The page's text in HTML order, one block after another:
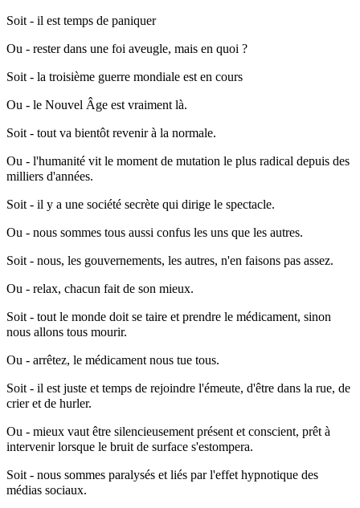
Soit - il est temps de paniquer
Ou - rester dans une foi aveugle, mais en quoi ?
Soit - la troisième guerre mondiale est en cours
Ou - le Nouvel Âge est vraiment là.
Soit - tout va bientôt revenir à la normale.
Ou - l'humanité vit le moment de mutation le plus radical depuis des
milliers d'années.
Soit - il y a une société secrète qui dirige le spectacle.
Ou - nous sommes tous aussi confus les uns que les autres.
Soit - nous, les gouvernements, les autres, n'en faisons pas assez.
Ou - relax, chacun fait de son mieux.
Soit - tout le monde doit se taire et prendre le médicament, sinon
nous allons tous mourir.
Ou - arrêtez, le médicament nous tue tous.
Soit - il est juste et temps de rejoindre l'émeute, d'être dans la rue, de
crier et de hurler.
Ou - mieux vaut être silencieusement présent et conscient, prêt à
intervenir lorsque le bruit de surface s'estompera.
Soit - nous sommes paralysés et liés par l'effet hypnotique des
médias sociaux.